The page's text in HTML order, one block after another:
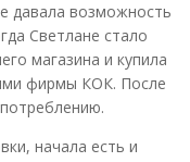
давала возможность
Светлане стало
магазина и купила
фирмы КОК. После
начала есть и